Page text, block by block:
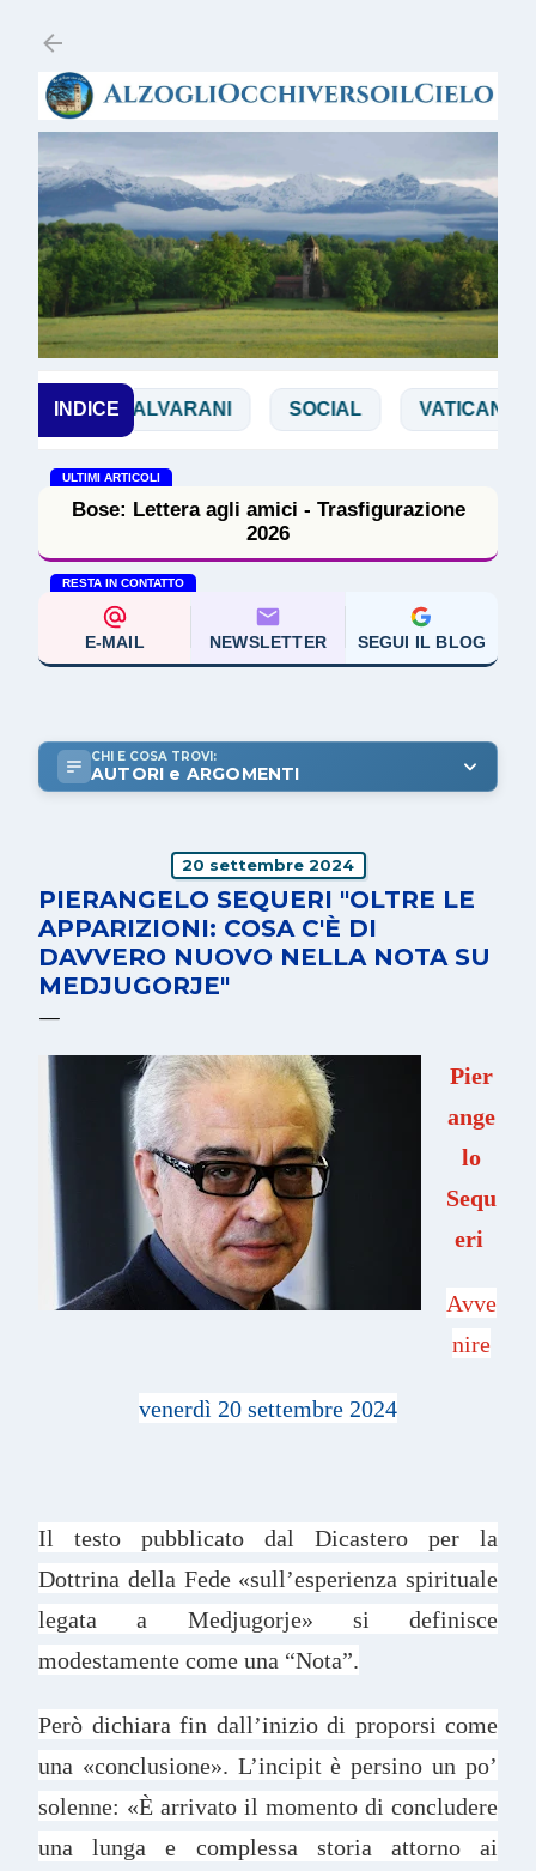
INDICE
SALVARANI SOCIAL VATICANO II°
ULTIMI ARTICOLI
Bose: Lettera agli amici - Trasfigurazione
2026
RESTA IN CONTATTO
E-MAIL NEWSLETTER SEGUI IL BLOG
CHI E COSA TROVI:
AUTORI e ARGOMENTI
20 settembre 2024
PIERANGELO SEQUERI "OLTRE LE
APPARIZIONI: COSA C'È DI
DAVVERO NUOVO NELLA NOTA SU
MEDJUGORJE"
Pier
ange
lo
Sequ
eri
Avve
nire
venerdì 20 settembre 2024
Il testo pubblicato dal Dicastero per la
Dottrina della Fede «sull’esperienza spirituale
legata a Medjugorje» si definisce
modestamente come una “Nota”.
Però dichiara fin dall’inizio di proporsi come
una «conclusione». L’incipit è persino un po’
solenne: «È arrivato il momento di concludere
una lunga e complessa storia attorno ai